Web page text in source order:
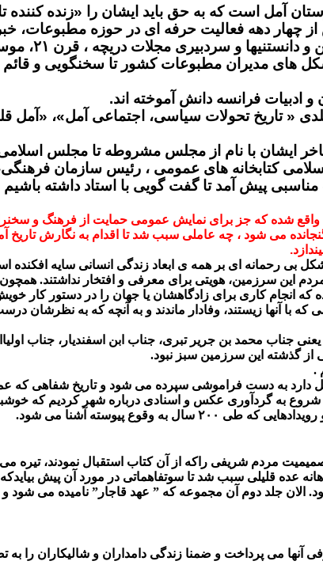
آمل است که به حق باید ایشان را «زنده کننده
چهار دهه فعالیت حرفه ای در حوزه مطبوعات،
دریچه ، قرن ۲۱، موسیقی قرن ۲۱ و رویان دیده می شود.
های مدیران مطبوعات کشور تا سخنگویی و
« تاریخ تحولات سیاسی، اجتماعی آمل»،
کتابخانه های عمومی ، رئیس سازمان
پیش آمد تا گفت گویی با استاد داشته
شده که جز برای نمایش عمومی حمایت از فرهنگ و
می شود ، چه عاملی سبب شد تا اقدام به نگارش
شکل بی رحمانه ای بر همه ی ابعاد زندگی انسانی سایه
این سرزمین، هویتی برای معرفی و افتخار نداشتند.
انجام کاری برای زادگاهشان یا جهان را در دستور کار
با آنها زیستند، وفادار ماندند و به آنچه که به نظرشان
جناب محمد بن جریر تبری، جناب ابن اسفندیار، جناب
از گذشته این سرزمین سبز نبود.
.
به دست فراموشی سپرده می شود و تاریخ شفاهی که
به گردآوری عکس و اسنادی درباره شهر کردیم که خوشبختانه
وقوع پیوسته آشنا می شود.
مردم شریفی راکه از آن کتاب استقبال نمودند، تیره
عده قلیلی سبب شد تا سوتفاهماتی در مورد آن پیش
جلد دوم آن مجموعه که ” عهد قاجار” نامیده می شود و
آنها می پرداخت و ضمنا زندگی دامداران و شالیکاران را